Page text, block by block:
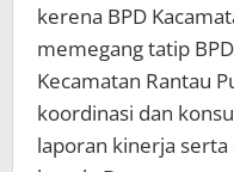
kerena BPD
memegang tatip
Kecamatan Rantau
koordinasi dan
laporan kinerja